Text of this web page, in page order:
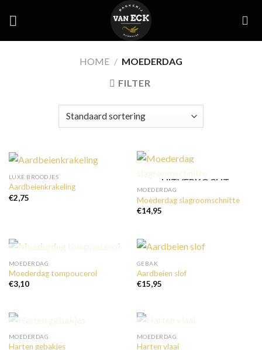
HOME / MOEDERDAG
FILTER
LUXE BROODJES
Aardbeienkrakeling
€2,75
UITVERKOCHT
MOEDERDAG
Moederdag slagroomschnitte
€14,95
UITVERKOCHT
MOEDERDAG
Moederdag tompoucerol
€3,10
GEBAK
Aardbeien slof
€15,95
UITVERKOCHT
MOEDERDAG
Harten gebakjes
UITVERKOCHT
MOEDERDAG
Harten vlaai